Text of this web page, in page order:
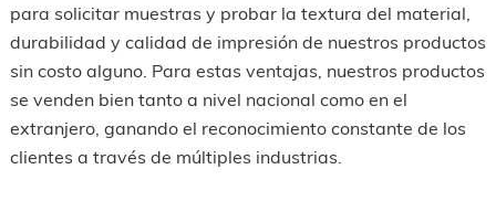
para solicitar muestras y probar la textura del material,
durabilidad y calidad de impresión de nuestros productos
sin costo alguno. Para estas ventajas, nuestros productos
se venden bien tanto a nivel nacional como en el
extranjero, ganando el reconocimiento constante de los
clientes a través de múltiples industrias.